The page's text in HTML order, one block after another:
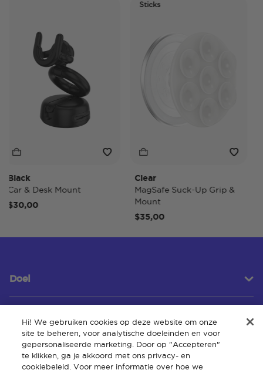
& Desk Mount
Sticks
Clear
MagSafe Suck-Up Grip &
Mount
$35,00
Doel
Klantenservice
Hi! We gebruiken cookies op deze website om onze
site te beheren, voor analytische doeleinden en voor
gepersonaliseerde marketing. Door op "Accepteren"
te klikken, ga je akkoord met ons privacy- en
cookiebeleid. Voor meer informatie over hoe we